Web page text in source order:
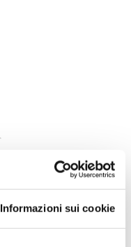
Informazioni sui cookie